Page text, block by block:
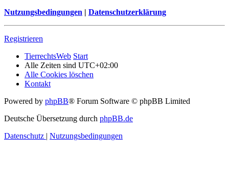
Nutzungsbedingungen | Datenschutzerklärung
Registrieren
TierrechtsWeb Start
Alle Zeiten sind UTC+02:00
Alle Cookies löschen
Kontakt
Powered by phpBB® Forum Software © phpBB Limited
Deutsche Übersetzung durch phpBB.de
Datenschutz | Nutzungsbedingungen